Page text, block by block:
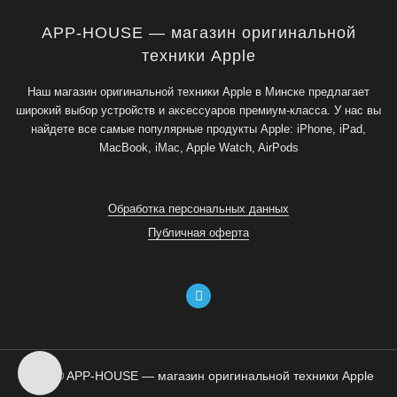
APP-HOUSE — магазин оригинальной
техники Apple
Наш магазин оригинальной техники Apple в Минске предлагает
широкий выбор устройств и аксессуаров премиум-класса. У нас вы
найдете все самые популярные продукты Apple: iPhone, iPad,
MacBook, iMac, Apple Watch, AirPods
Обработка персональных данных
Публичная оферта
2026 © APP-HOUSE — магазин оригинальной техники Apple